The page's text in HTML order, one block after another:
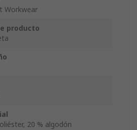
Workwear
producto
20 % algodón